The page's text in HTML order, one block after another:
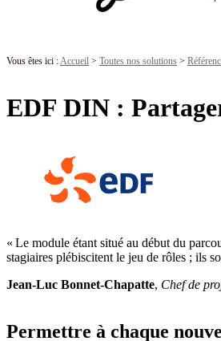
Vous êtes ici :Accueil > Toutes nos solutions >
EDF DIN :
« Le module étant situé au début du
stagiaires plébiscitent le jeu de rôles ; ils
Jean-Luc Bonnet-Chapatte, Chef de
Permettre à chaque